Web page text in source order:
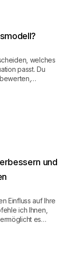
welches
passt. Du
und
Einfluss auf Ihre
ich Ihnen,
es
an und
die eine hohe